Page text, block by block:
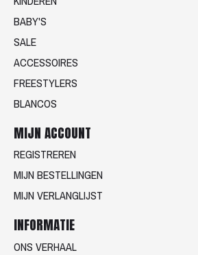
BABY'S
SALE
ACCESSOIRES
FREESTYLERS
BLANCOS
MIJN ACCOUNT
REGISTREREN
MIJN BESTELLINGEN
MIJN VERLANGLIJST
INFORMATIE
ONS VERHAAL